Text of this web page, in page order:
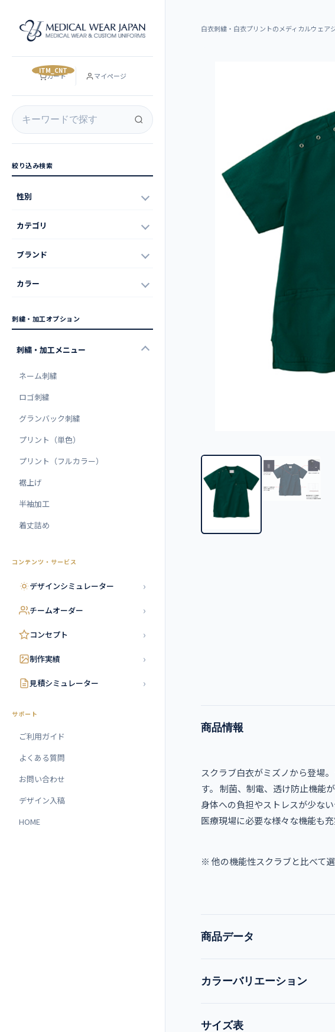
白衣刺繍・白衣プリントのメディカルウェア
商品情報
スクラブ白衣がミズノから登場
す。 制菌、制電、透け防止機能
身体への負担やストレスが少な
医療現場に必要な様々な機能も充
※ 他の機能性スクラブと比べて選
商品データ
カラーバリエーション
現在: モスグリーン
サイズ表
カート
__ITM_CNT__
マイページ
絞り込み検索
性別
カテゴリ
ブランド
カラー
刺繍・加工オプション
刺繍・加工メニュー
ネーム刺繍
ロゴ刺繍
グランバック刺繍
プリント（単色）
プリント（フルカラー）
裾上げ
半袖加工
着丈詰め
コンテンツ・サービス
デザインシミュレーター ›
チームオーダー ›
コンセプト ›
制作実績 ›
見積シミュレーター ›
サポート
ご利用ガイド
よくある質問
お問い合わせ
デザイン入稿
HOME